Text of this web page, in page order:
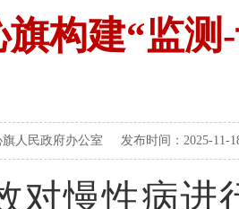
旗构建“监
旗人民政府办公室 发布时间：2025-
对慢性病进